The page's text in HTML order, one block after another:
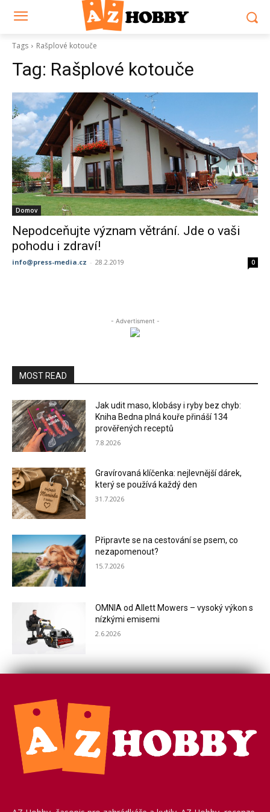
Tags Rašplové kotouče
Tag: Rašplové kotouče
Domov
Nepodceňujte význam větrání. Jde o vaši
pohodu i zdraví!
info@press-media.cz - 28.2.2019 0
- Advertisment -
MOST READ
Jak udit maso, klobásy i ryby bez chyb:
Kniha Bedna plná kouře přináší 134
prověřených receptů
7.8.2026
Gravírovaná klíčenka: nejlevnější dárek,
který se používá každý den
31.7.2026
Připravte se na cestování se psem, co
nezapomenout?
15.7.2026
OMNIA od Allett Mowers – vysoký výkon s
nízkými emisemi
2.6.2026